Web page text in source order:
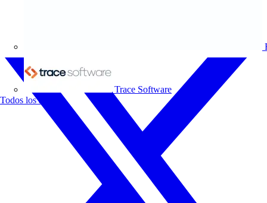
Trace Software
Todos los socios